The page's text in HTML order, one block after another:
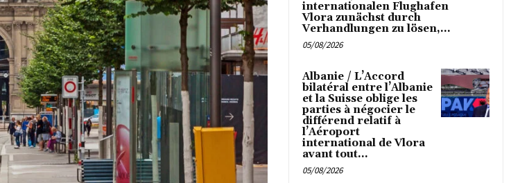
internationalen Flughafen
Vlora zunächst durch
Verhandlungen zu lösen,...
05/08/2026
Albanie / L’Accord
bilatéral entre l’Albanie
et la Suisse oblige les
parties à négocier le
différend relatif à
l’Aéroport
international de Vlora
avant tout...
05/08/2026